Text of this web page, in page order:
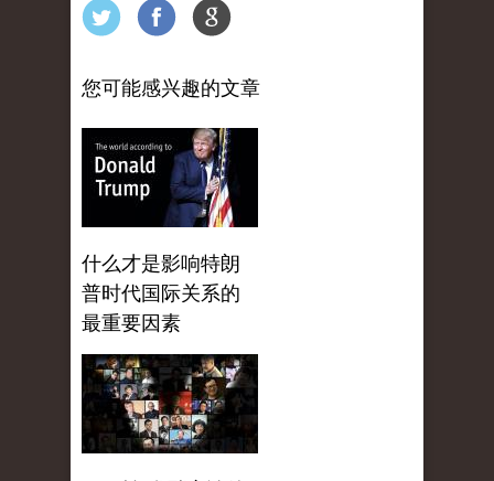
您可能感兴趣的文章
什么才是影响特朗
普时代国际关系的
最重要因素